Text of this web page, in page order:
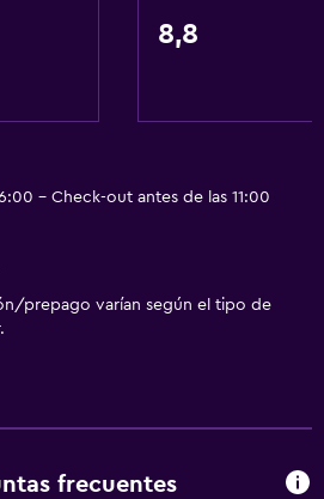
8,8
- Check-out antes de las 11:00
prepago varían según el tipo de
frecuentes